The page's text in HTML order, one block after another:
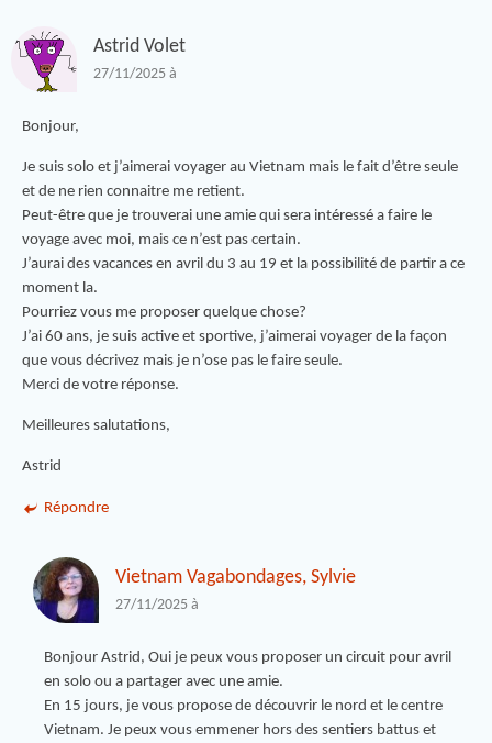
Astrid Volet
27/11/2025 à
Bonjour,
Je suis solo et j’aimerai voyager au Vietnam mais le fait d’être seule
et de ne rien connaitre me retient.
Peut-être que je trouverai une amie qui sera intéressé a faire le
voyage avec moi, mais ce n’est pas certain.
J’aurai des vacances en avril du 3 au 19 et la possibilité de partir a ce
moment la.
Pourriez vous me proposer quelque chose?
J’ai 60 ans, je suis active et sportive, j’aimerai voyager de la façon
que vous décrivez mais je n’ose pas le faire seule.
Merci de votre réponse.
Meilleures salutations,
Astrid
Répondre
Vietnam Vagabondages, Sylvie
27/11/2025 à
Bonjour Astrid, Oui je peux vous proposer un circuit pour avril
en solo ou a partager avec une amie.
En 15 jours, je vous propose de découvrir le nord et le centre
Vietnam. Je peux vous emmener hors des sentiers battus et